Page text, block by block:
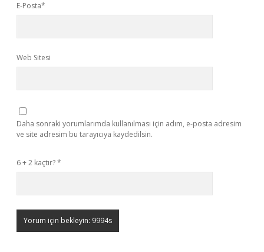
E-Posta*
Web Sitesi
Daha sonraki yorumlarımda kullanılması için adım, e-posta adresim
ve site adresim bu tarayıcıya kaydedilsin.
6 + 2 kaçtır?*